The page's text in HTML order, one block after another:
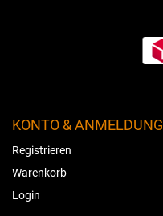
KONTO & ANMELDUNG
Registrieren
Warenkorb
Login